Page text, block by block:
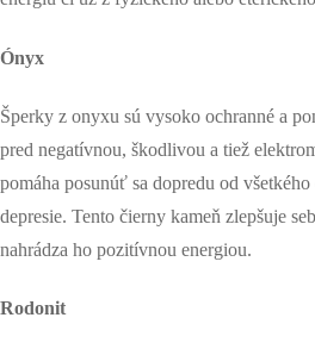
Ónyx
Šperky z onyxu sú vysoko ochranné a
pred negatívnou, škodlivou a tiež
pomáha posunúť sa dopredu od
depresie. Tento čierny kameň zlepšuje
nahrádza ho pozitívnou energiou.
Rodonit